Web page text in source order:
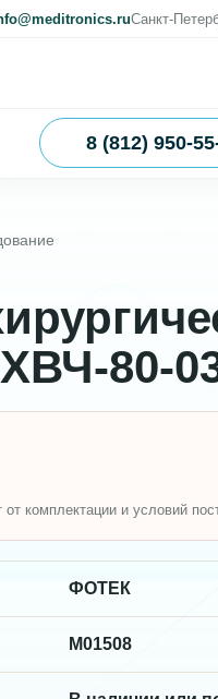
Санкт-
8 (812) 950-
80-
от комплектации и условий
ФОТЕК
M01508